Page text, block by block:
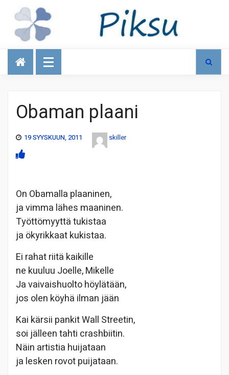
Talous
Obaman plaani
19 SYYSKUUN, 2011 skiller
On Obamalla plaaninen,
ja vimma lähes maaninen.
Työttömyyttä tukistaa
ja ökyrikkaat kukistaa.
Ei rahat riitä kaikille
ne kuuluu Joelle, Mikelle
Ja vaivaishuolto höylätään,
jos olen köyhä ilman jään
Kai kärsii pankit Wall Streetin,
soi jälleen tahti crashbiitin.
Näin artistia huijataan
ja lesken rovot puijataan.